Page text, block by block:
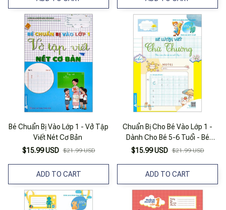
Bé Chuẩn Bị Vào Lớp 1 - Vở Tập
Viết Nét Cơ Bản
$15.99 USD $21.99 USD
ADD TO CART
Chuẩn Bị Cho Bé Vào Lớp 1 -
Dành Cho Bé 5-6 Tuổi - Bé
Luyện Viết Chữ Thường
$15.99 USD $21.99 USD
ADD TO CART